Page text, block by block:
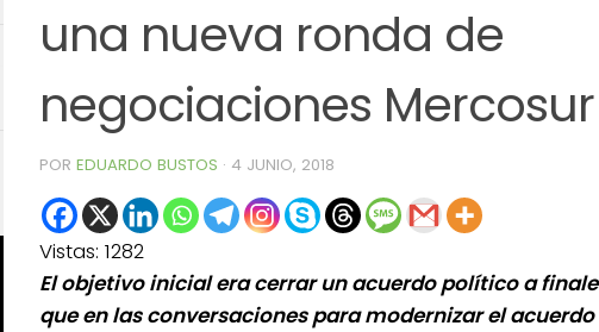
una nueva ronda de
negociaciones Mercosur
POR EDUARDO BUSTOS · 4 JUNIO, 2018
Vistas: 1282
El objetivo inicial era cerrar un acuerdo político a
que en las conversaciones para modernizar el